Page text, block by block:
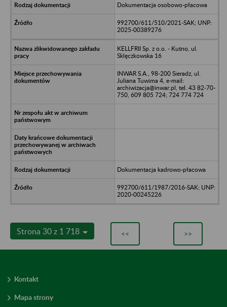
Dokumentacja osobowo-płacowa
992700/611/510/2021-SAK; UNP:
2025-00389276
KELLFRII Sp. z o.o. - Kutno, ul.
Sklęczkowska 16
INWAR S.A., 98-200 Sieradz, ul.
Juliana Tuwima 4, e-mail:
archiwizacja@inwar.pl, tel. 43 82-70-
750, 609 805 724; 724 774 724
Dokumentacja kadrowo-płacowa
992700/611/1987/2016-SAK; UNP:
2020-00245226
Strona 30 z 1 718 << >>
Kontakt
Mapa strony